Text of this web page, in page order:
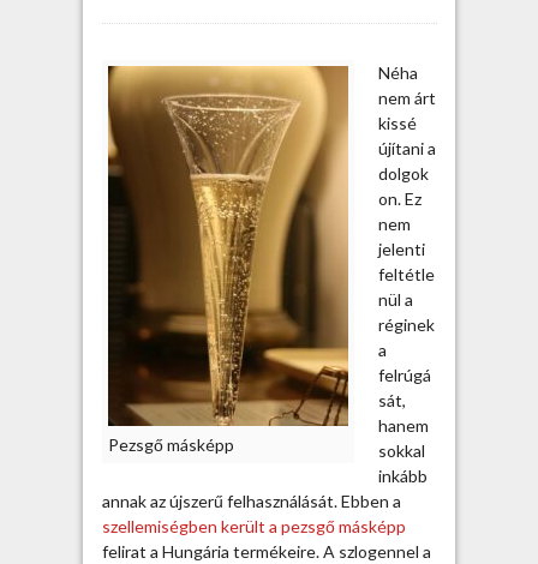
ő
m
á
k
é
p
p
–
r
e
f
o
r
t
s
Pezsgő másképp
Néha
nem árt
kissé
újítani a
dolgok
on. Ez
nem
jelenti
feltétle
nül a
réginek
a
felrúgá
sát,
hanem
sokkal
inkább
annak az újszerű felhasználását. Ebben a
szellemiségben került a pezsgő másképp
felirat a Hungária termékeire. A szlogennel a